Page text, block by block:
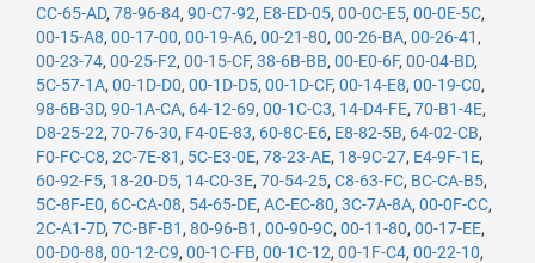
CC-65-AD, 78-96-84, 90-C7-92, E8-ED-05, 00-0C-E5, 00-0E-5C,
00-15-A8, 00-17-00, 00-19-A6, 00-21-80, 00-26-BA, 00-26-41 ,
00-23-74, 00-25-F2, 00-15-CF, 38-6B-BB, 00-E0-6F, 00-04-BD,
5C-57-1A, 00-1D-D0, 00-1D-D5, 00-1D-CF, 00-14-E8, 00-19-C0,
98-6B-3D, 90-1A-CA, 64-12-69, 00-1C-C3, 14-D4-FE, 70-B1-4E,
D8-25-22, 70-76-30, F4-0E-83, 60-8C-E6, E8-82-5B, 64-02-CB,
F0-FC-C8, 2C-7E-81 , 5C-E3-0E, 78-23-AE, 18-9C-27, E4-9F-1E,
60-92-F5, 18-20-D5, 14-C0-3E, 70-54-25, C8-63-FC, BC-CA-B5,
5C-8F-E0, 6C-CA-08, 54-65-DE, AC-EC-80, 3C-7A-8A, 00-0F-CC,
2C-A1-7D, 7C-BF-B1 , 80-96-B1 , 00-90-9C, 00-11-80, 00-17-EE,
00-D0-88, 00-12-C9, 00-1C-FB, 00-1C-12, 00-1F-C4, 00-22-10,